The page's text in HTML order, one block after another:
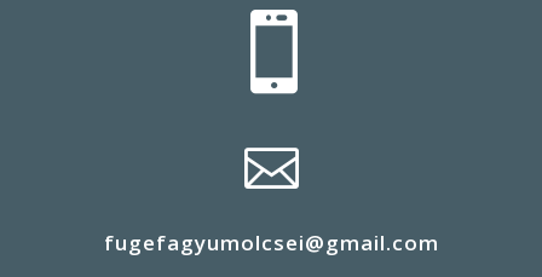


fugefagyumolcsei@gmail.com